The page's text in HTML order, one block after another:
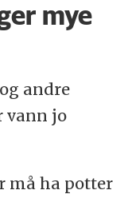
mye
andre
vann jo
må ha potter